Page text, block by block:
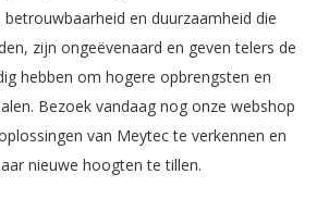
en duurzaamheid die
zijn ongeëvenaard en geven telers de
hebben om hogere opbrengsten en
Bezoek vandaag nog onze webshop
van Meytec te verkennen en
nieuwe hoogten te tillen.